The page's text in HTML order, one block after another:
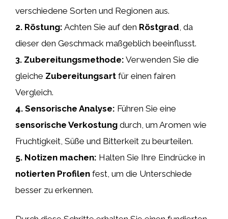
verschiedene Sorten und Regionen aus.
2. Röstung: Achten Sie auf den Röstgrad , da
dieser den Geschmack maßgeblich beeinflusst.
3. Zubereitungsmethode: Verwenden Sie die
gleiche Zubereitungsart für einen fairen
Vergleich.
4. Sensorische Analyse: Führen Sie eine
sensorische Verkostung durch, um Aromen wie
Fruchtigkeit, Süße und Bitterkeit zu beurteilen.
5. Notizen machen: Halten Sie Ihre Eindrücke in
notierten Profilen fest, um die Unterschiede
besser zu erkennen.